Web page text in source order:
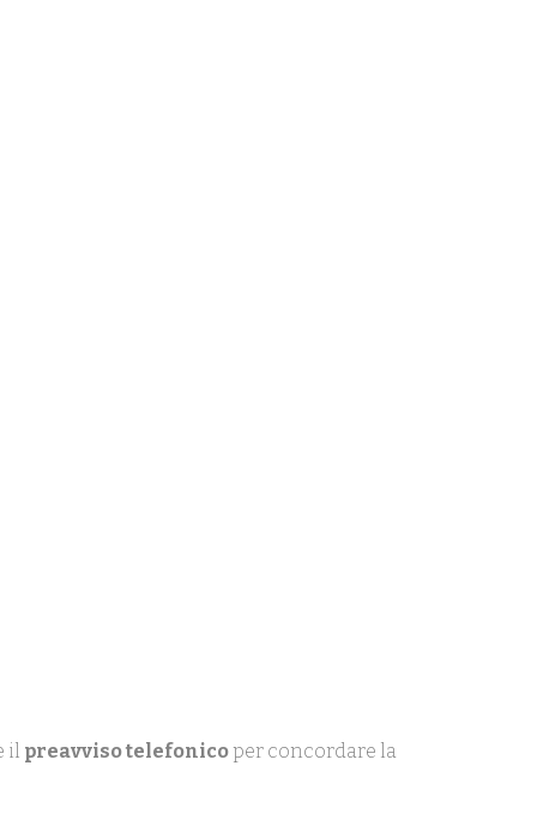
il preavviso telefonicoper concordare la